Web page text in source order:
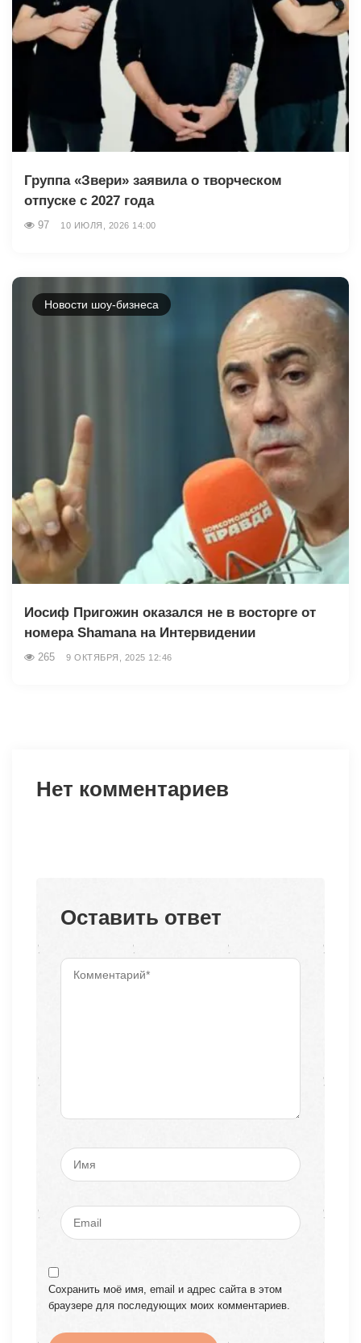
Группа «Звери» заявила о творческом
отпуске с 2027 года
97 10 ИЮЛЯ, 2026 14:00
Новости шоу-бизнеса
Иосиф Пригожин оказался не в восторге от
номера Shamana на Интервидении
265 9 ОКТЯБРЯ, 2025 12:46
Нет комментариев
Оставить ответ
Сохранить моё имя, email и адрес сайта в этом
браузере для последующих моих комментариев.